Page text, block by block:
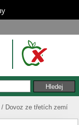
Dovoz ze třetích zemí